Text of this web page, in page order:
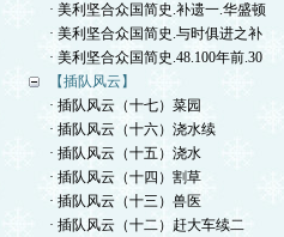
· 美利坚合众国简史.补遗一.华盛顿
· 美利坚合众国简史.与时俱进之补
· 美利坚合众国简史.48.100年前.30
【插队风云】
· 插队风云（十七）菜园
· 插队风云（十六）浇水续
· 插队风云（十五）浇水
· 插队风云（十四）割草
· 插队风云（十三）兽医
· 插队风云（十二）赶大车续二